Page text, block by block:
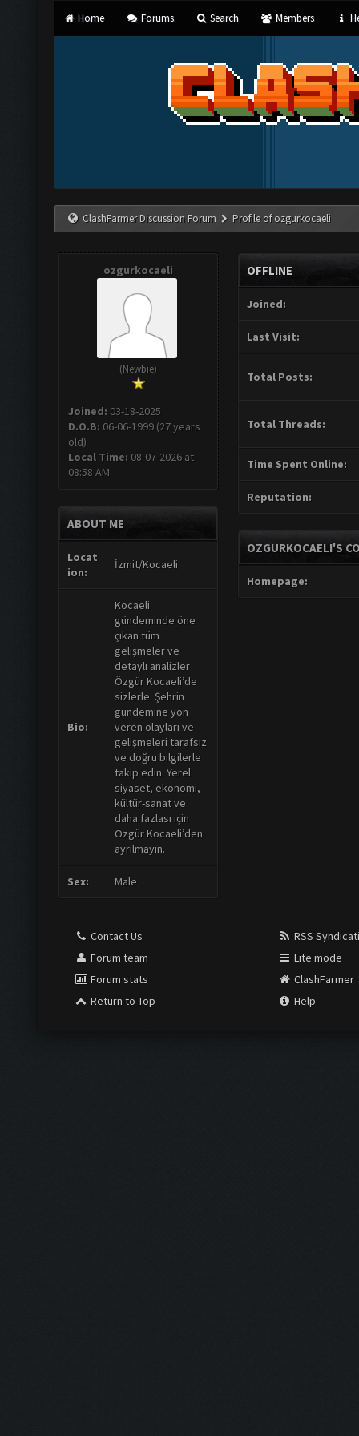
Home Forums Search Members
ClashFarmer Discussion Forum Profile of ozgurkocaeli
ozgurkocaeli
(Newbie)
Joined: 03-18-2025
D.O.B: 06-06-1999 (27 years
old)
Local Time: 08-07-2026 at
08:58 AM
ABOUT ME
Locat
ion:
İzmit/Kocaeli
Bio:
Kocaeli
gündeminde öne
çıkan tüm
gelişmeler ve
detaylı analizler
Özgür Kocaeli’de
sizlerle. Şehrin
gündemine yön
veren olayları ve
gelişmeleri tarafsız
ve doğru bilgilerle
takip edin. Yerel
siyaset, ekonomi,
kültür-sanat ve
daha fazlası için
Özgür Kocaeli’den
ayrılmayın.
Sex: Male
OFFLINE
Joined:
Last Visit:
Total Posts:
Total Threads:
Time Spent Online:
Reputation:
OZGURKOCAELI'S
Homepage:
Contact Us
Forum team
Forum stats
Return to Top
RSS
Lite mode
ClashFarmer
Help